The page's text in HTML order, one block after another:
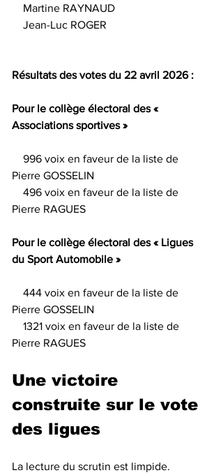
    Martine RAYNAUD
    Jean-Luc ROGER
Résultats des votes du 22 avril 2026 :
Pour le collège électoral des «
Associations sportives »
Pierre GOSSELIN
Pierre RAGUES
Pour le collège électoral des « Ligues
du Sport Automobile »
Pierre GOSSELIN
Pierre RAGUES
Une victoire
construite sur le vote
des ligues
La lecture du scrutin est limpide.